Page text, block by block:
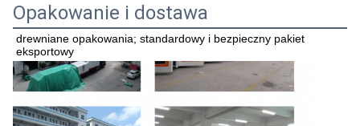
Opakowanie i dostawa
drewniane opakowania; standardowy i bezpieczny pakiet
eksportowy